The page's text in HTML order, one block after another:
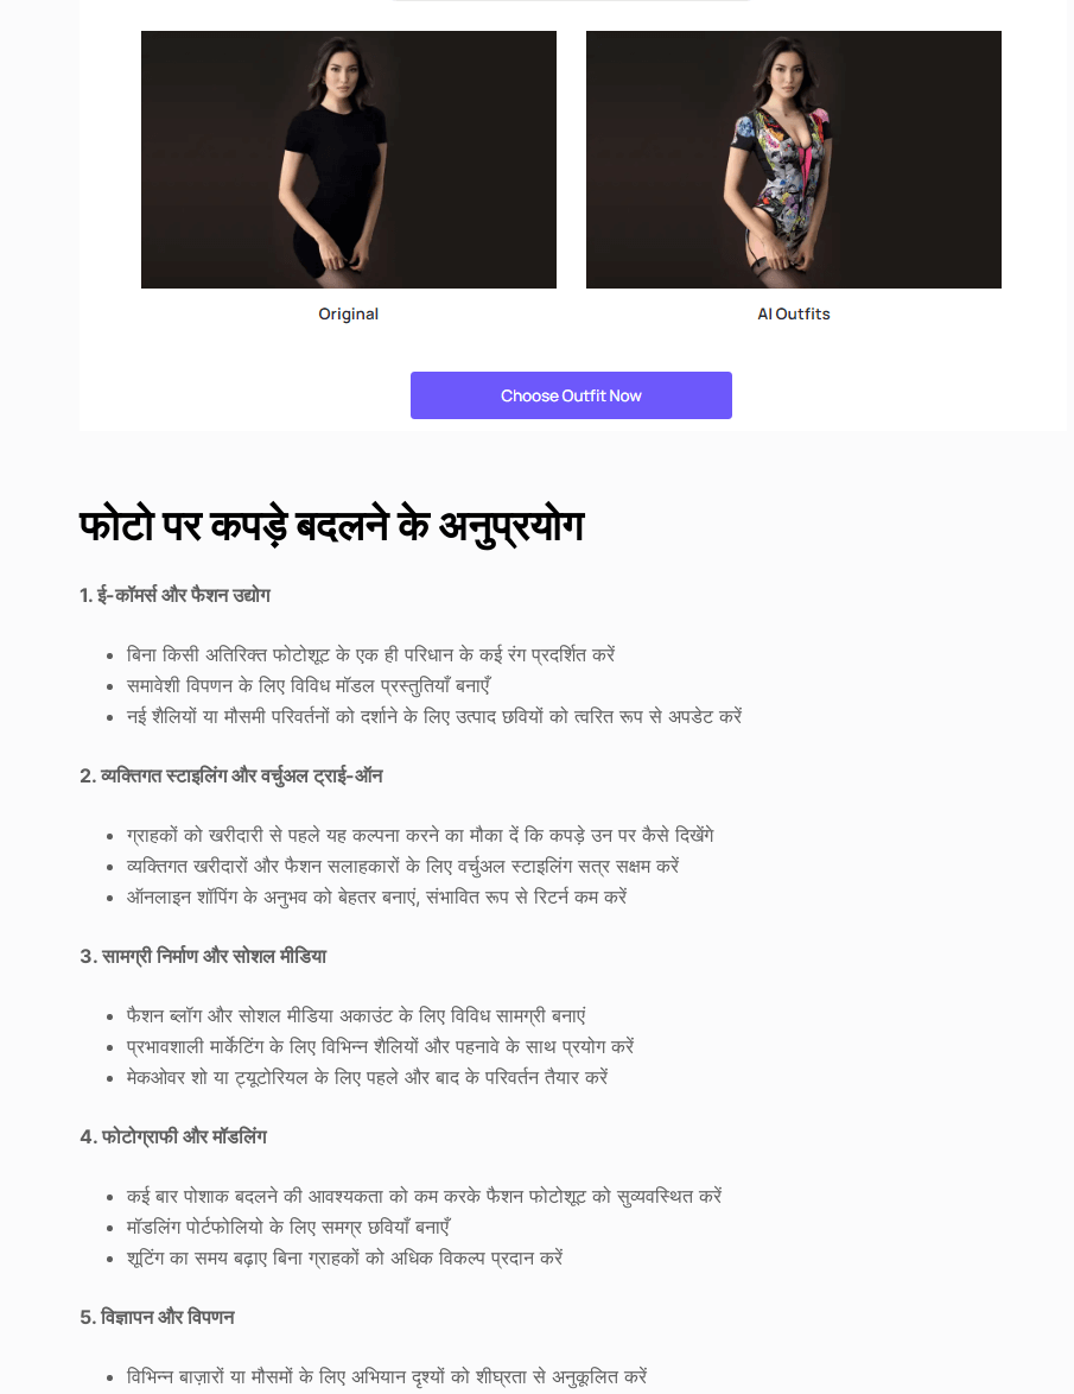
फोटो पर कपड़े बदलने के अनुप्रयोग
1. ई-कॉमर्स और फैशन उद्योग
बिना किसी अतिरिक्त फोटोशूट के एक ही परिधान के कई रंग प्रदर्शित करें
समावेशी विपणन के लिए विविध मॉडल प्रस्तुतियाँ बनाएँ
नई शैलियों या मौसमी परिवर्तनों को दर्शाने के लिए उत्पाद छवियों को त्वरित रूप से अपडेट करें
2. व्यक्तिगत स्टाइलिंग और वर्चुअल ट्राई-ऑन
ग्राहकों को खरीदारी से पहले यह कल्पना करने का मौका दें कि कपड़े उन पर कैसे दिखेंगे
व्यक्तिगत खरीदारों और फैशन सलाहकारों के लिए वर्चुअल स्टाइलिंग सत्र सक्षम करें
ऑनलाइन शॉपिंग के अनुभव को बेहतर बनाएं, संभावित रूप से रिटर्न कम करें
3. सामग्री निर्माण और सोशल मीडिया
फैशन ब्लॉग और सोशल मीडिया अकाउंट के लिए विविध सामग्री बनाएं
प्रभावशाली मार्केटिंग के लिए विभिन्न शैलियों और पहनावे के साथ प्रयोग करें
मेकओवर शो या ट्यूटोरियल के लिए पहले और बाद के परिवर्तन तैयार करें
4. फोटोग्राफी और मॉडलिंग
कई बार पोशाक बदलने की आवश्यकता को कम करके फैशन फोटोशूट को सुव्यवस्थित करें
मॉडलिंग पोर्टफोलियो के लिए समग्र छवियाँ बनाएँ
शूटिंग का समय बढ़ाए बिना ग्राहकों को अधिक विकल्प प्रदान करें
5. विज्ञापन और विपणन
विभिन्न बाज़ारों या मौसमों के लिए अभियान दृश्यों को शीघ्रता से अनुकूलित करें